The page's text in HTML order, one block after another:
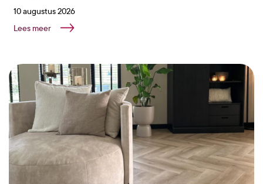
10 augustus 2026
Lees meer